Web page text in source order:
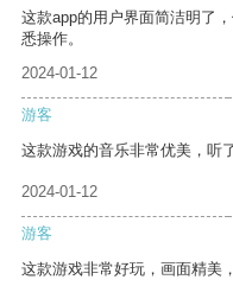
这款app的用户界面简洁明了
悉操作。
2024-01-12
游客
这款游戏的音乐非常优美，听
2024-01-12
游客
这款游戏非常好玩，画面精美